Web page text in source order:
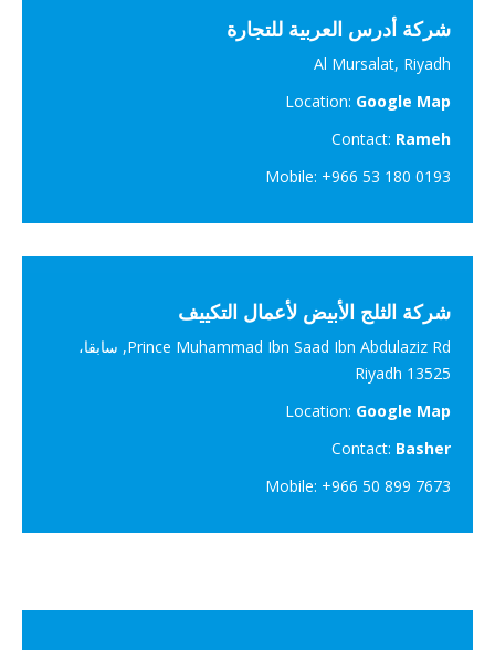
شركة أدرس العربية للتجارة
Al Mursalat, Riyadh
Location:Google Map
Contact:Rameh
Mobile: +966 53 180 0193
شركة الثلج الأبيض لأعمال التكييف
Prince Muhammad Ibn Saad Ibn Abdulaziz Rd, سابقا،
Riyadh 13525
Location:Google Map
Contact:Basher
Mobile: +966 50 899 7673